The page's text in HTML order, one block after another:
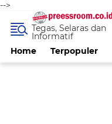
-->
Home Terpopuler
Tegas, Selaras dan
Informatif